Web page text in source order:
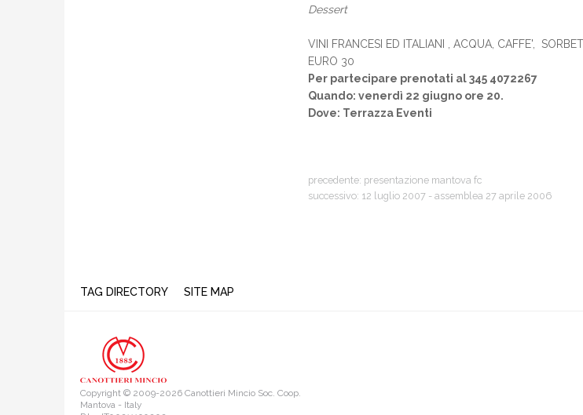
Dessert
VINI FRANCESI ED ITALIANI , ACQUA, CAFFE',
EURO 30
Per partecipare prenotati al 345 4072267
Quando: venerdì 22 giugno ore 20.
Dove: Terrazza Eventi
precedente: presentazione mantova fc
successivo: 12 luglio 2007 - assemblea 27 aprile 2006
TAG DIRECTORY SITE MAP
Copyright © 2009-2026 Canottieri Mincio Soc. Coop.
Mantova - Italy